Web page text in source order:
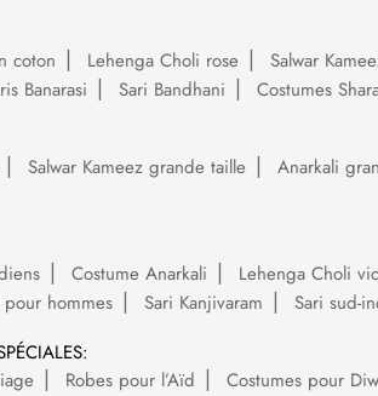
coton Lehenga Choli rose Salwar
Banarasi Sari Bandhani
Costumes
Salwar Kameez grande taille Anarkali
Costume Anarkali Lehenga Choli
pour hommes Sari Kanjivaram Sari sud-
Robes pour l’Aïd Costumes pour